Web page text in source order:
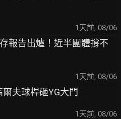
1天前, 08/06
報告出爐！近半團體撐不
1天前, 08/06
夫球桿砸YG大門
1天前, 08/06